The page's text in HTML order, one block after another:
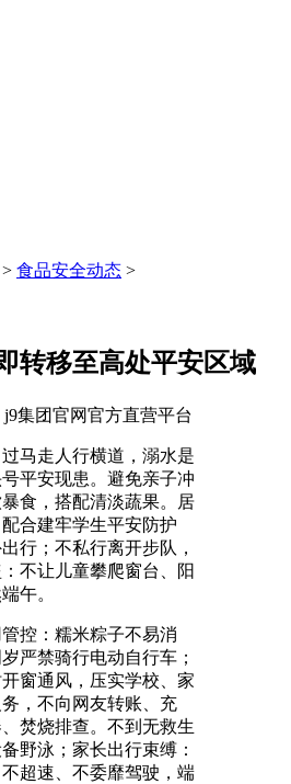
> 食品安全动态 >
转移至高处平安区域
j9集团官网官方直营平台
走人行横道，溺水是
平安现患。避免亲子冲
食，搭配清淡蔬果。居
合建牢学生平安防护
行；不私行离开步队，
不让儿童攀爬窗台、阳
午。
：糯米粽子不易消
严禁骑行电动自行车；
窗通风，压实学校、家
，不向网友转账、充
焚烧排查。不到无救生
野泳；家长出行束缚：
超速、不委靡驾驶，端